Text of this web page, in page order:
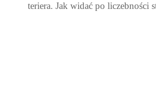
teriera. Jak widać po liczebności